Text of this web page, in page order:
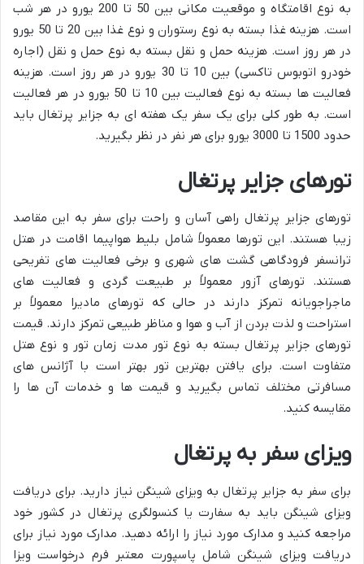
به نوع اقامتگاه و موقعیت مکانی بین 50 تا 200 یورو در هر شب
است. هزینه غذا بسته به نوع رستوران و نوع غذا بین 20 تا 50 یورو
در هر روز است. هزینه حمل و نقل بسته به نوع حمل و نقل (اجاره
خودرو اتوبوس تاکسی) بین 10 تا 30 یورو در هر روز است. هزینه
فعالیت ها بسته به نوع فعالیت بین 10 تا 50 یورو در هر فعالیت
است. به طور کلی برای یک سفر یک هفته ای به جزایر پرتغال باید
حدود 1500 تا 3000 یورو برای هر نفر در نظر بگیرید.
تورهای جزایر پرتغال
تورهای جزایر پرتغال راهی آسان و راحت برای سفر به این مقاصد
زیبا هستند. این تورها معمولاً شامل بلیط هواپیما اقامت در هتل
ترانسفر فرودگاهی گشت های شهری و برخی فعالیت های تفریحی
هستند. تورهای آزور معمولاً بر طبیعت گردی و فعالیت های
ماجراجویانه تمرکز دارند در حالی که تورهای مادیرا معمولاً بر
استراحت و لذت بردن از آب و هوا و مناظر طبیعی تمرکز دارند. قیمت
تورهای جزایر پرتغال بسته به نوع تور مدت زمان تور و نوع هتل
متفاوت است. برای یافتن بهترین تور بهتر است با آژانس های
مسافرتی مختلف تماس بگیرید و قیمت ها و خدمات آن ها را
مقایسه کنید.
ویزای سفر به پرتغال
برای سفر به جزایر پرتغال به ویزای شینگن نیاز دارید. برای دریافت
ویزای شینگن باید به سفارت یا کنسولگری پرتغال در کشور خود
مراجعه کنید و مدارک مورد نیاز را ارائه دهید. مدارک مورد نیاز برای
دریافت ویزای شینگن شامل پاسپورت معتبر فرم درخواست ویزا